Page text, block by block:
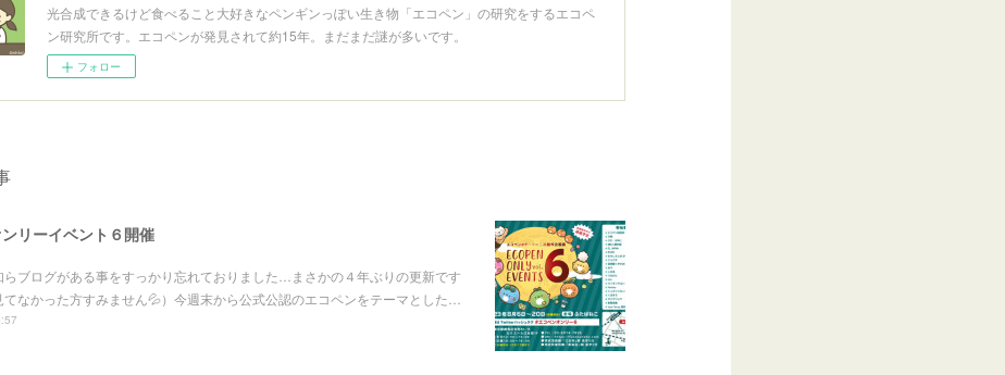
光合成できるけど食べること大好きなペンギンっぽい生き物「エコペン」の研究をするエコペ
ン研究所です。エコペンが発見されて約15年。まだまだ謎が多いです。
フォロー
リーイベント６開催
らブログがある事をすっかり忘れておりました…まさかの４年ぶりの更新です
てなかった方すみません💦）今週末から公式公認のエコペンをテーマとした…